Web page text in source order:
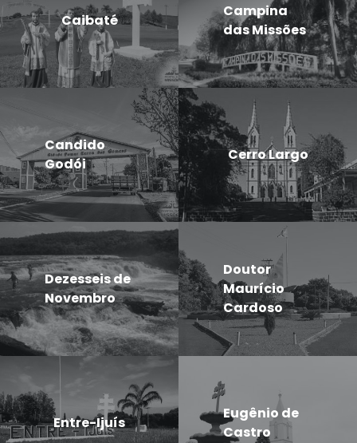
Caibaté
Campina
das Missões
Candido
Godói
Cerro Largo
Dezesseis de
Novembro
Doutor
Maurício
Cardoso
Entre-Ijuís
Eugênio de
Castro